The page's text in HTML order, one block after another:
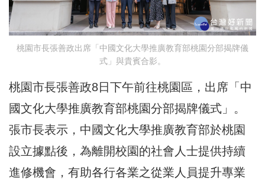
桃園市長張善政出席「中國文化大學推廣教育部桃園分部揭牌儀
式」與貴賓合影。
桃園市長張善政8日下午前往桃園區，出席「中
國文化大學推廣教育部桃園分部揭牌儀式」。
張市長表示，中國文化大學推廣教育部於桃園
設立據點後，為離開校園的社會人士提供持續
進修機會，有助各行各業之從業人員提升專業